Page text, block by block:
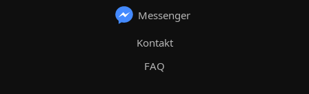
Messenger
Kontakt
FAQ